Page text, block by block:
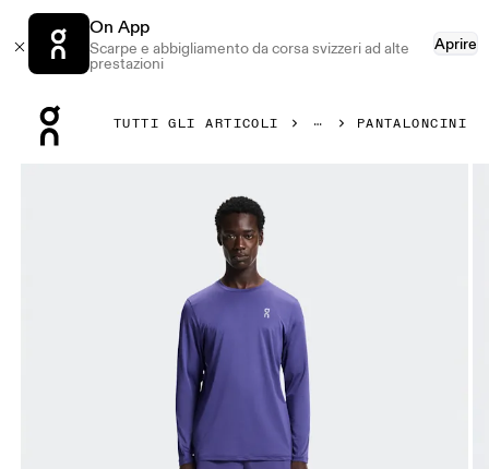
On App
Scarpe e abbigliamento da corsa svizzeri ad alte
prestazioni
Aprire
TUTTI GLI ARTICOLI PANTALONCINI